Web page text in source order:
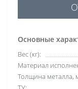
Основные
Вес (кг):
Материал
Толщина металла,